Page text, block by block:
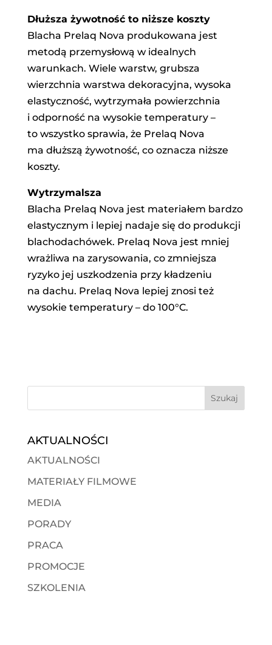
Dłuższa żywotność to niższe koszty
Blacha Prelaq Nova produkowana jest
metodą przemysłową w idealnych
warunkach. Wiele warstw, grubsza
wierzchnia warstwa dekoracyjna, wysoka
elastyczność, wytrzymała powierzchnia
i odporność na wysokie temperatury –
to wszystko sprawia, że Prelaq Nova
ma dłuższą żywotność, co oznacza niższe
koszty.
Wytrzymalsza
Blacha Prelaq Nova jest materiałem bardzo
elastycznym i lepiej nadaje się do produkcji
blachodachówek. Prelaq Nova jest mniej
wrażliwa na zarysowania, co zmniejsza
ryzyko jej uszkodzenia przy kładzeniu
na dachu. Prelaq Nova lepiej znosi też
wysokie temperatury – do 100°C.
AKTUALNOŚCI
AKTUALNOŚCI
MATERIAŁY FILMOWE
MEDIA
PORADY
PRACA
PROMOCJE
SZKOLENIA